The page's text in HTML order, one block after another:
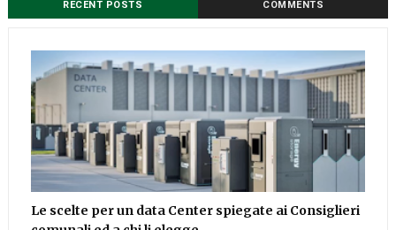
RECENT POSTS COMMENTS
Le scelte per un data Center spiegate ai Consiglieri